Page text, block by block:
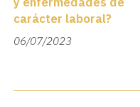
carácter laboral?
06/07/2023